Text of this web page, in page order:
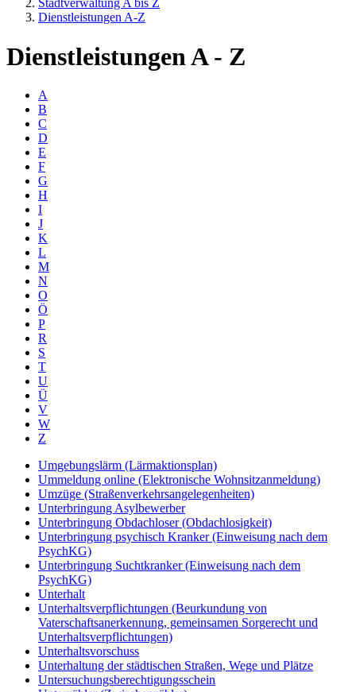
Stadtverwaltung A bis Z
Dienstleistungen A-Z
Dienstleistungen A - Z
A
B
C
D
E
F
G
H
I
J
K
L
M
N
O
Ö
P
R
S
T
U
Ü
V
W
Z
Umgebungslärm (Lärmaktionsplan)
Ummeldung online (Elektronische Wohnsitzanmeldung)
Umzüge (Straßenverkehrsangelegenheiten)
Unterbringung Asylbewerber
Unterbringung Obdachloser (Obdachlosigkeit)
Unterbringung psychisch Kranker (Einweisung nach dem
PsychKG)
Unterbringung Suchtkranker (Einweisung nach dem
PsychKG)
Unterhalt
Unterhaltsverpflichtungen (Beurkundung von
Vaterschaftsanerkennung, gemeinsamen Sorgerecht und
Unterhaltsverpflichtungen)
Unterhaltsvorschuss
Unterhaltung der städtischen Straßen, Wege und Plätze
Untersuchungsberechtigungsschein